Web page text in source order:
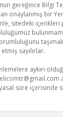
gereğince Bilgi
onaylanmış bir
sitedeki
sayılırlar.
aykırı
süre içerisinde